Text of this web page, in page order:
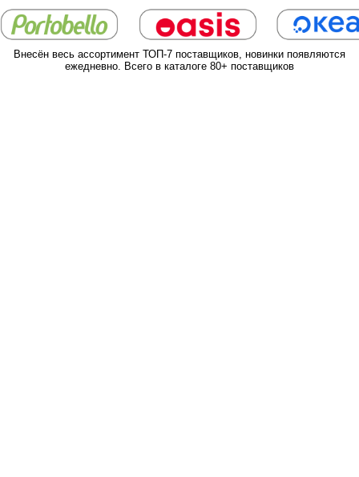
Внесён весь ассортимент ТОП-7 поставщиков, новинки появляются
ежедневно. Всего в каталоге 80+ поставщиков